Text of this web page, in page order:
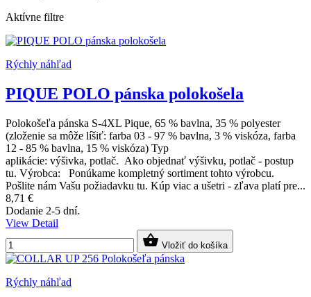
Aktívne filtre
Rýchly náhľad
PIQUE POLO pánska polokošela
Polokošeľa pánska S-4XL Pique, 65 % bavlna, 35 % polyester
(zloženie sa môže líšiť: farba 03 - 97 % bavlna, 3 % viskóza, farba
12 - 85 % bavlna, 15 % viskóza) Typ
aplikácie: výšivka, potlač. Ako objednať výšivku, potlač - postup
tu. Výrobca: Ponúkame kompletný sortiment tohto výrobcu.
Pošlite nám Vašu požiadavku tu. Kúp viac a ušetri - zľava platí pre...
8,71 €
Dodanie 2-5 dní.
View Detail
 Vložiť do košíka
Rýchly náhľad